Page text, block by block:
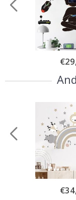
Price
Price